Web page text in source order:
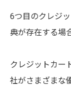
6つ目のクレジ
典が存在する場
クレジットカー
社がさまざまな